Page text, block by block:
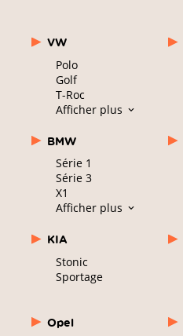
VW
Polo
Golf
T-Roc
Afficher plus
BMW
Série 1
Série 3
X1
Afficher plus
KIA
Stonic
Sportage
Opel